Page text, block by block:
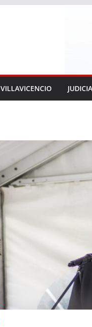
VILLAVICENCIO